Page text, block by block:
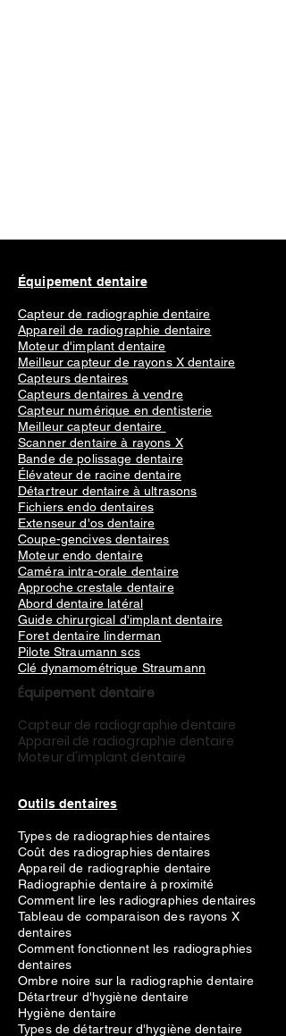
Équipement dentaire
Capteur de radiographie dentaire
Appareil de radiographie dentaire
Moteur d'implant dentaire
Meilleur capteur de rayons X dentaire
Capteurs dentaires
Capteurs dentaires à vendre
Capteur numérique en dentisterie
Meilleur capteur dentaire
Scanner dentaire à rayons X
Bande de polissage dentaire
Élévateur de racine dentaire
Détartreur dentaire à ultrasons
Fichiers endo dentaires
Extenseur d'os dentaire
Coupe-gencives dentaires
Moteur endo dentaire
Caméra intra-orale dentaire
Approche crestale dentaire
Abord dentaire latéral
Guide chirurgical d'implant dentaire
Foret dentaire linderman
Pilote Straumann scs
Clé dynamométrique Straumann
Équipement dentaire
Capteur de radiographie dentaire
Appareil de radiographie dentaire
Moteur d'implant dentaire
Outils dentaires
Types de radiographies dentaires
Coût des radiographies dentaires
Appareil de radiographie dentaire
Radiographie dentaire à proximité
Comment lire les radiographies dentaires
Tableau de comparaison des rayons X
dentaires
Comment fonctionnent les radiographies
dentaires
Ombre noire sur la radiographie dentaire
Détartreur d'hygiène dentaire
Hygiène dentaire
Types de détartreur d'hygiène dentaire